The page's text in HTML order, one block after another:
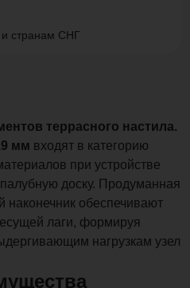
странам СНГ
террасного настила.
мм входят в категорию
при устройстве
доску. Продуманная
наконечник обеспечивают
лаги, формируя
нагрузкам узел